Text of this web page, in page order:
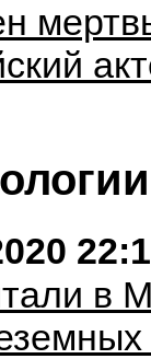
в